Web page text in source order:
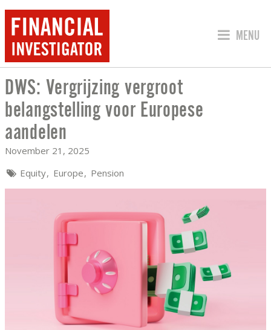
JUMP
MENU
DWS: VERGRIJZING VERGROOT
DWS: Vergrijzing vergroot
belangstelling voor Europese
aandelen
November 21, 2025
Equity Europe Pension